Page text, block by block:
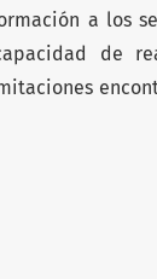
a los
de